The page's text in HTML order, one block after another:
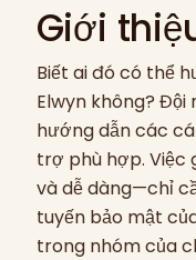
Giới
Biết ai đó có thể
Elwyn không? Đội
hướng dẫn các
trợ phù hợp. Việc
và dễ dàng—chỉ
tuyến bảo mật
trong nhóm của